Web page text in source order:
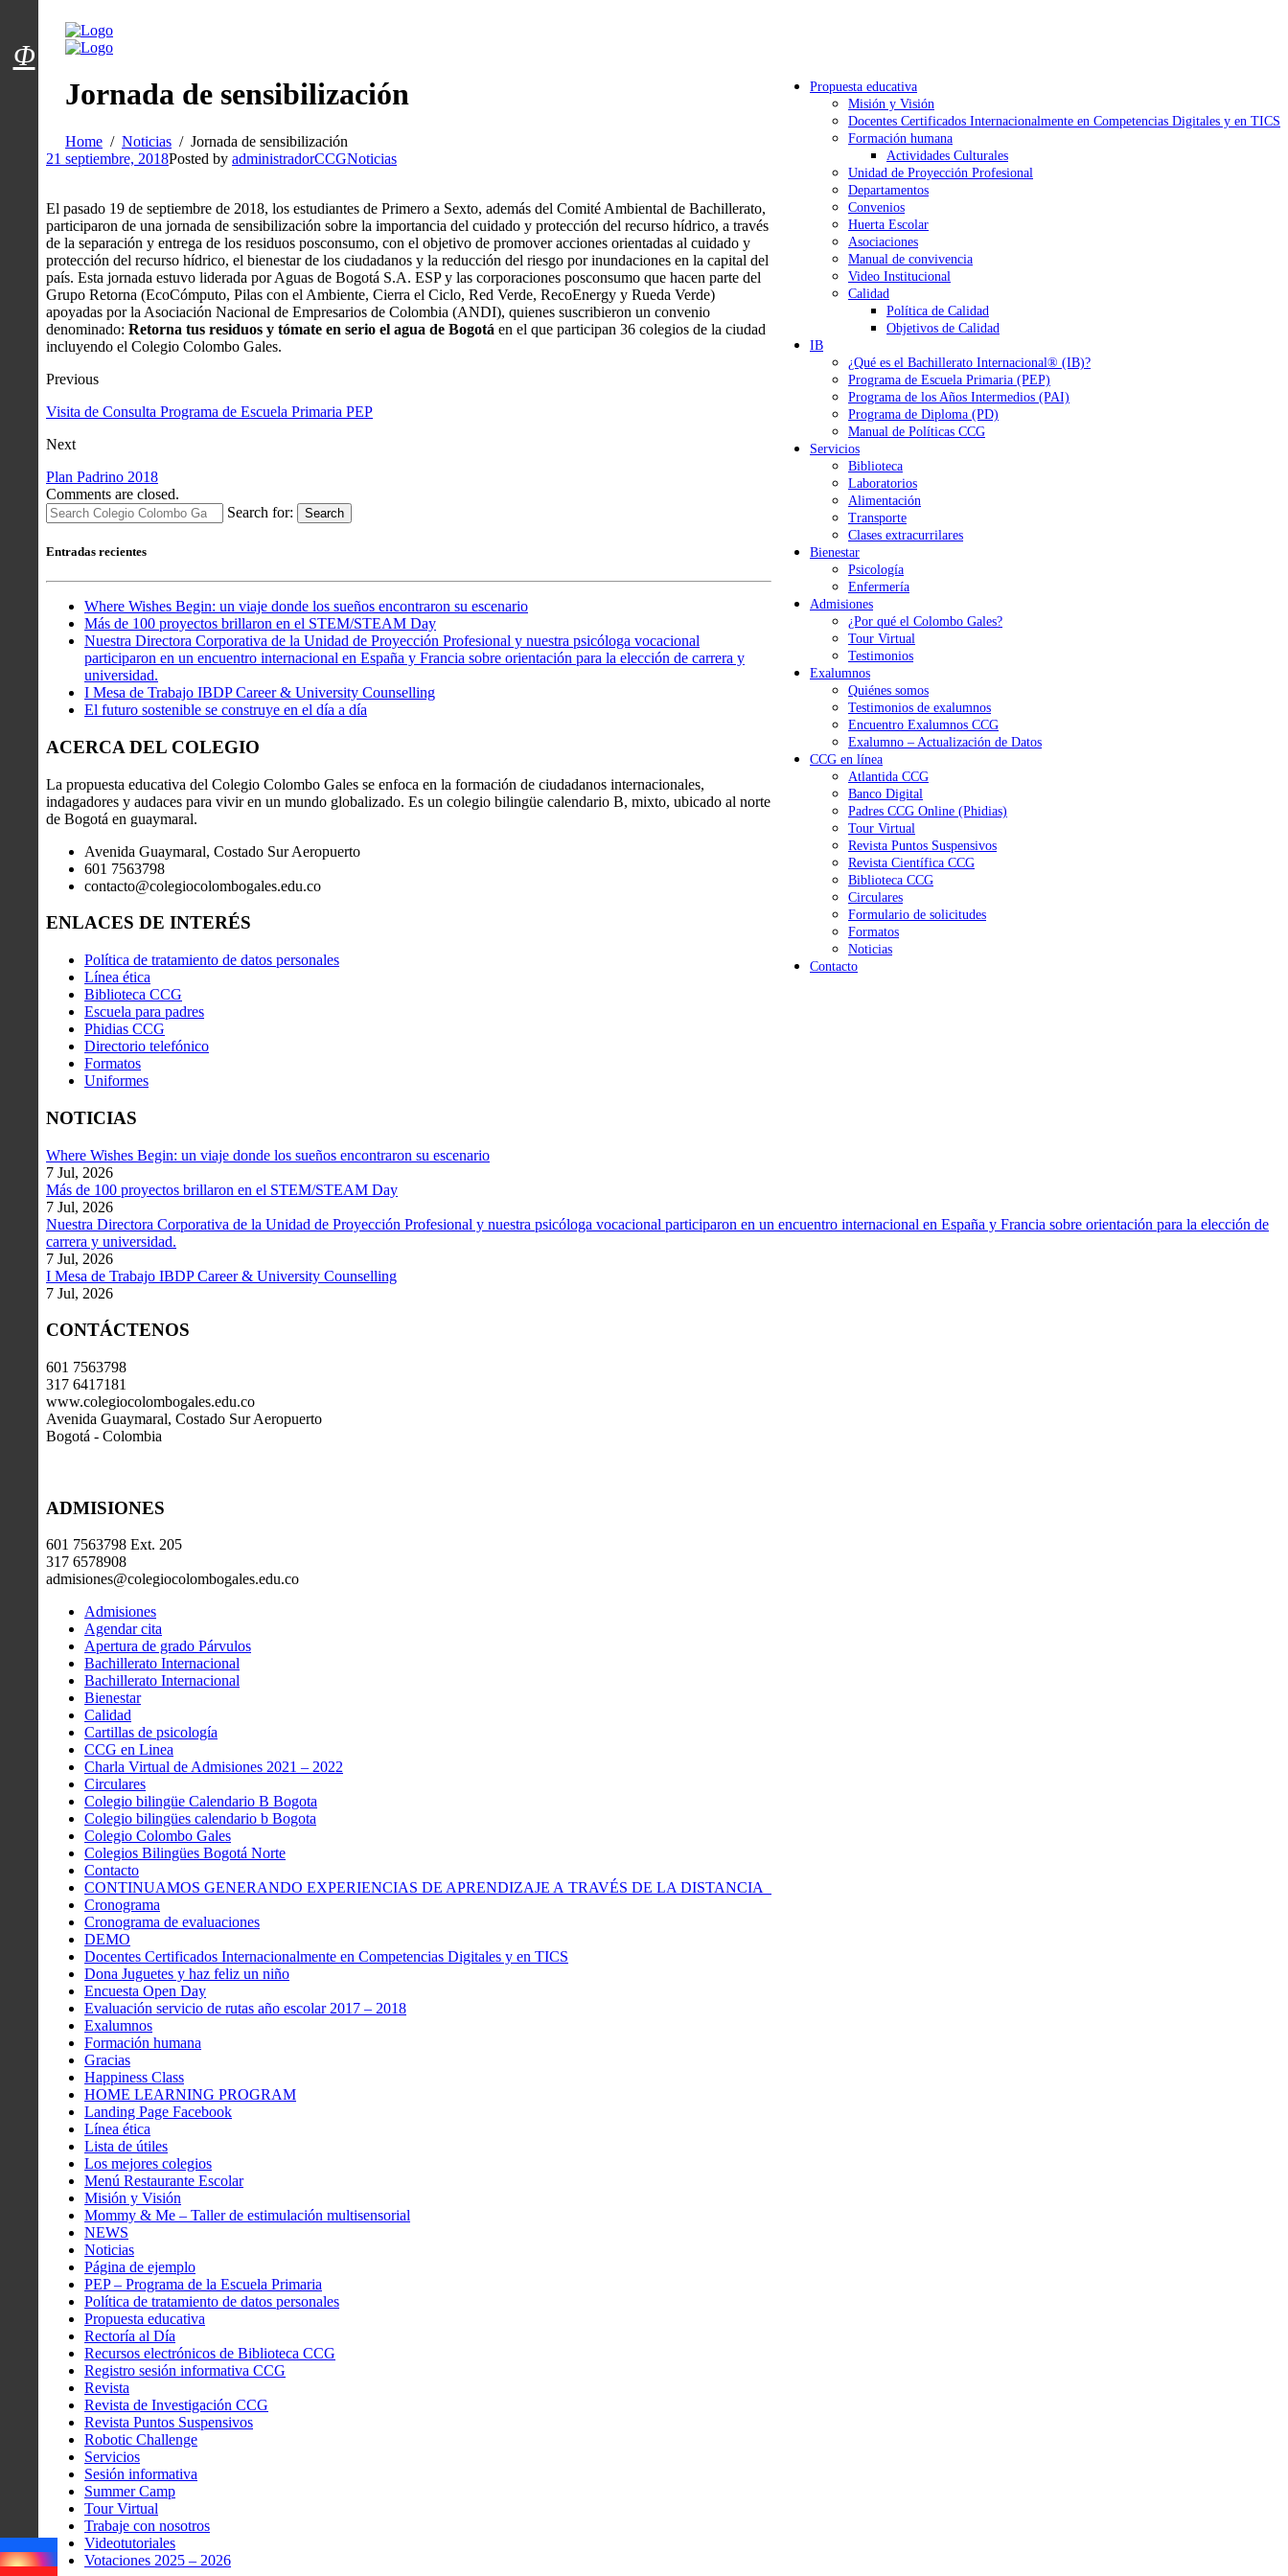
Menú usuarios
Propuesta educativa
Misión y Visión
Docentes Certificados Internacionalmente en Competencias Digitales y en TICS
Formación humana
Actividades Culturales
Unidad de Proyección Profesional
Departamentos
Convenios
Huerta Escolar
Asociaciones
Manual de convivencia
Video Institucional
Calidad
Política de Calidad
Objetivos de Calidad
IB
¿Qué es el Bachillerato Internacional® (IB)?
Programa de Escuela Primaria (PEP)
Programa de los Años Intermedios (PAI)
Programa de Diploma (PD)
Manual de Políticas CCG
Servicios
Biblioteca
Laboratorios
Alimentación
Transporte
Clases extracurrilares
Bienestar
Psicología
Enfermería
Admisiones
¿Por qué el Colombo Gales?
Tour Virtual
Testimonios
Exalumnos
Quiénes somos
Testimonios de exalumnos
Encuentro Exalumnos CCG
Exalumno – Actualización de Datos
CCG en línea
Atlantida CCG
Banco Digital
Padres CCG Online (Phidias)
Tour Virtual
Revista Puntos Suspensivos
Revista Científica CCG
Biblioteca CCG
Circulares
Formulario de solicitudes
Formatos
Noticias
Contacto
Jornada de sensibilización
Home Noticias
Jornada de sensibilización
21 septiembre, 2018Posted by administradorCCGNoticias
El pasado 19 de septiembre de 2018, los estudiantes de Primero a Sexto, además del Comité Ambiental de Bachillerato,
participaron de una jornada de sensibilización sobre la importancia del cuidado y protección del recurso hídrico, a través
de la separación y entrega de los residuos posconsumo, con el objetivo de promover acciones orientadas al cuidado y
protección del recurso hídrico, el bienestar de los ciudadanos y la reducción del riesgo por inundaciones en la capital del
país. Esta jornada estuvo liderada por Aguas de Bogotá S.A. ESP y las corporaciones posconsumo que hacen parte del
Grupo Retorna (EcoCómputo, Pilas con el Ambiente, Cierra el Ciclo, Red Verde, RecoEnergy y Rueda Verde)
apoyadas por la Asociación Nacional de Empresarios de Colombia (ANDI), quienes suscribieron un convenio
denominado: Retorna tus residuos y tómate en serio el agua de Bogotá en el que participan 36 colegios de la ciudad
incluyendo el Colegio Colombo Gales.
Previous
Visita de Consulta Programa de Escuela Primaria PEP
Next
Plan Padrino 2018
Comments are closed.
Search for:
Search
Entradas recientes
Where Wishes Begin: un viaje donde los sueños encontraron su escenario
Más de 100 proyectos brillaron en el STEM/STEAM Day
Nuestra Directora Corporativa de la Unidad de Proyección Profesional y nuestra psicóloga vocacional
participaron en un encuentro internacional en España y Francia sobre orientación para la elección de carrera y
universidad.
I Mesa de Trabajo IBDP Career & University Counselling
El futuro sostenible se construye en el día a día
ACERCA DEL COLEGIO
La propuesta educativa del Colegio Colombo Gales se enfoca en la formación de ciudadanos internacionales,
indagadores y audaces para vivir en un mundo globalizado. Es un colegio bilingüe calendario B, mixto, ubicado al norte
de Bogotá en guaymaral.
Avenida Guaymaral, Costado Sur Aeropuerto
601 7563798
contacto@colegiocolombogales.edu.co
ENLACES DE INTERÉS
Política de tratamiento de datos personales
Línea ética
Biblioteca CCG
Escuela para padres
Phidias CCG
Directorio telefónico
Formatos
Uniformes
NOTICIAS
Where Wishes Begin: un viaje donde los sueños encontraron su escenario
7 Jul, 2026
Más de 100 proyectos brillaron en el STEM/STEAM Day
7 Jul, 2026
Nuestra Directora Corporativa de la Unidad de Proyección Profesional y nuestra psicóloga vocacional participaron en un encuentro internacional en España y Francia sobre orientación para la elección de
carrera y universidad.
7 Jul, 2026
I Mesa de Trabajo IBDP Career & University Counselling
7 Jul, 2026
CONTÁCTENOS
601 7563798
317 6417181
www.colegiocolombogales.edu.co
Avenida Guaymaral, Costado Sur Aeropuerto
Bogotá - Colombia
ADMISIONES
601 7563798 Ext. 205
317 6578908
admisiones@colegiocolombogales.edu.co
Admisiones
Agendar cita
Apertura de grado Párvulos
Bachillerato Internacional
Bachillerato Internacional
Bienestar
Calidad
Cartillas de psicología
CCG en Linea
Charla Virtual de Admisiones 2021 – 2022
Circulares
Colegio bilingüe Calendario B Bogota
Colegio bilingües calendario b Bogota
Colegio Colombo Gales
Colegios Bilingües Bogotá Norte
Contacto
CONTINUAMOS GENERANDO EXPERIENCIAS DE APRENDIZAJE A TRAVÉS DE LA DISTANCIA
Cronograma
Cronograma de evaluaciones
DEMO
Docentes Certificados Internacionalmente en Competencias Digitales y en TICS
Dona Juguetes y haz feliz un niño
Encuesta Open Day
Evaluación servicio de rutas año escolar 2017 – 2018
Exalumnos
Formación humana
Gracias
Happiness Class
HOME LEARNING PROGRAM
Landing Page Facebook
Línea ética
Lista de útiles
Los mejores colegios
Menú Restaurante Escolar
Misión y Visión
Mommy & Me – Taller de estimulación multisensorial
NEWS
Noticias
Página de ejemplo
PEP – Programa de la Escuela Primaria
Política de tratamiento de datos personales
Propuesta educativa
Rectoría al Día
Recursos electrónicos de Biblioteca CCG
Registro sesión informativa CCG
Revista
Revista de Investigación CCG
Revista Puntos Suspensivos
Robotic Challenge
Servicios
Sesión informativa
Summer Camp
Tour Virtual
Trabaje con nosotros
Videotutoriales
Votaciones 2025 – 2026
Φ